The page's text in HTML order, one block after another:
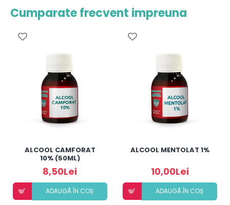
Cumparate frecvent impreuna
ALCOOL CAMFORAT
10% (50ML)
8,50Lei
ADAUGÃ ÎN COȘ
ALCOOL MENTOLAT 1%
10,00Lei
ADAUGÃ ÎN COȘ